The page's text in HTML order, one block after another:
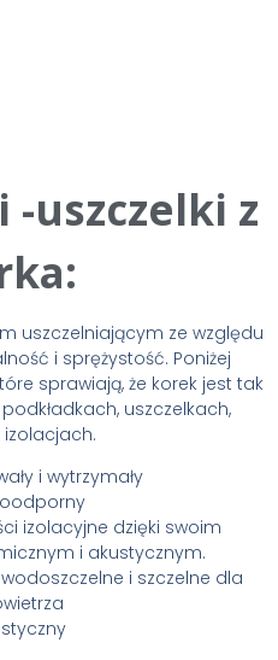
-uszczelki z
uszczelniającym ze względu
i sprężystość. Poniżej
sprawiają, że korek jest tak
uszczelkach,
izolacjach.
i wytrzymały
izolacyjne dzięki swoim
i akustycznym.
i szczelne dla